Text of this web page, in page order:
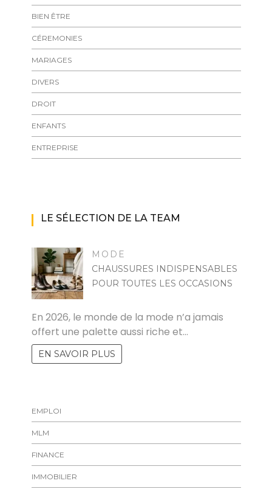
BIEN ÊTRE
CÉREMONIES
MARIAGES
DIVERS
DROIT
ENFANTS
ENTREPRISE
LE SÉLECTION DE LA TEAM
MODE
CHAUSSURES INDISPENSABLES
POUR TOUTES LES OCCASIONS
En 2026, le monde de la mode n’a jamais
offert une palette aussi riche et…
EN SAVOIR PLUS
EMPLOI
MLM
FINANCE
IMMOBILIER